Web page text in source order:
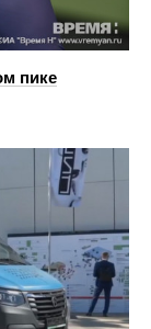
пике